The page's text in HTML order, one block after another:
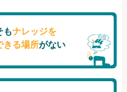
もナレッジを
きる場所がない